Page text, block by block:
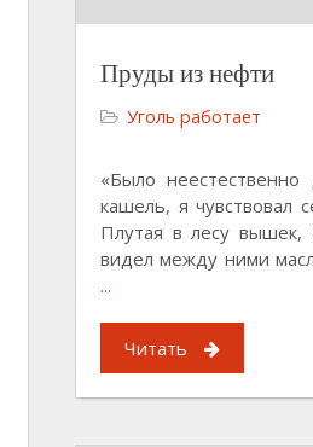
Пруды из нефти
Уголь работает
«Было
кашель, я чувствовал
Плутая в лесу вышек,
видел между ними
...
Читать